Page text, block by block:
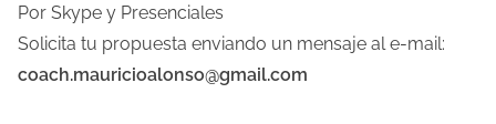
Por Skype y Presenciales
Solicita tu propuesta enviando un mensaje al e-mail:
coach.mauricioalonso@gmail.com